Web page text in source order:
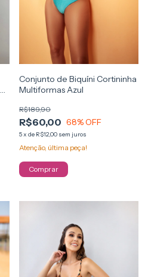
Conjunto de Biquíni Cortininha
Multiformas Azul
R$60,00
R$189,90
68% OFF
5x de R$12,00 sem juros
Atenção, última peça!
Comprar